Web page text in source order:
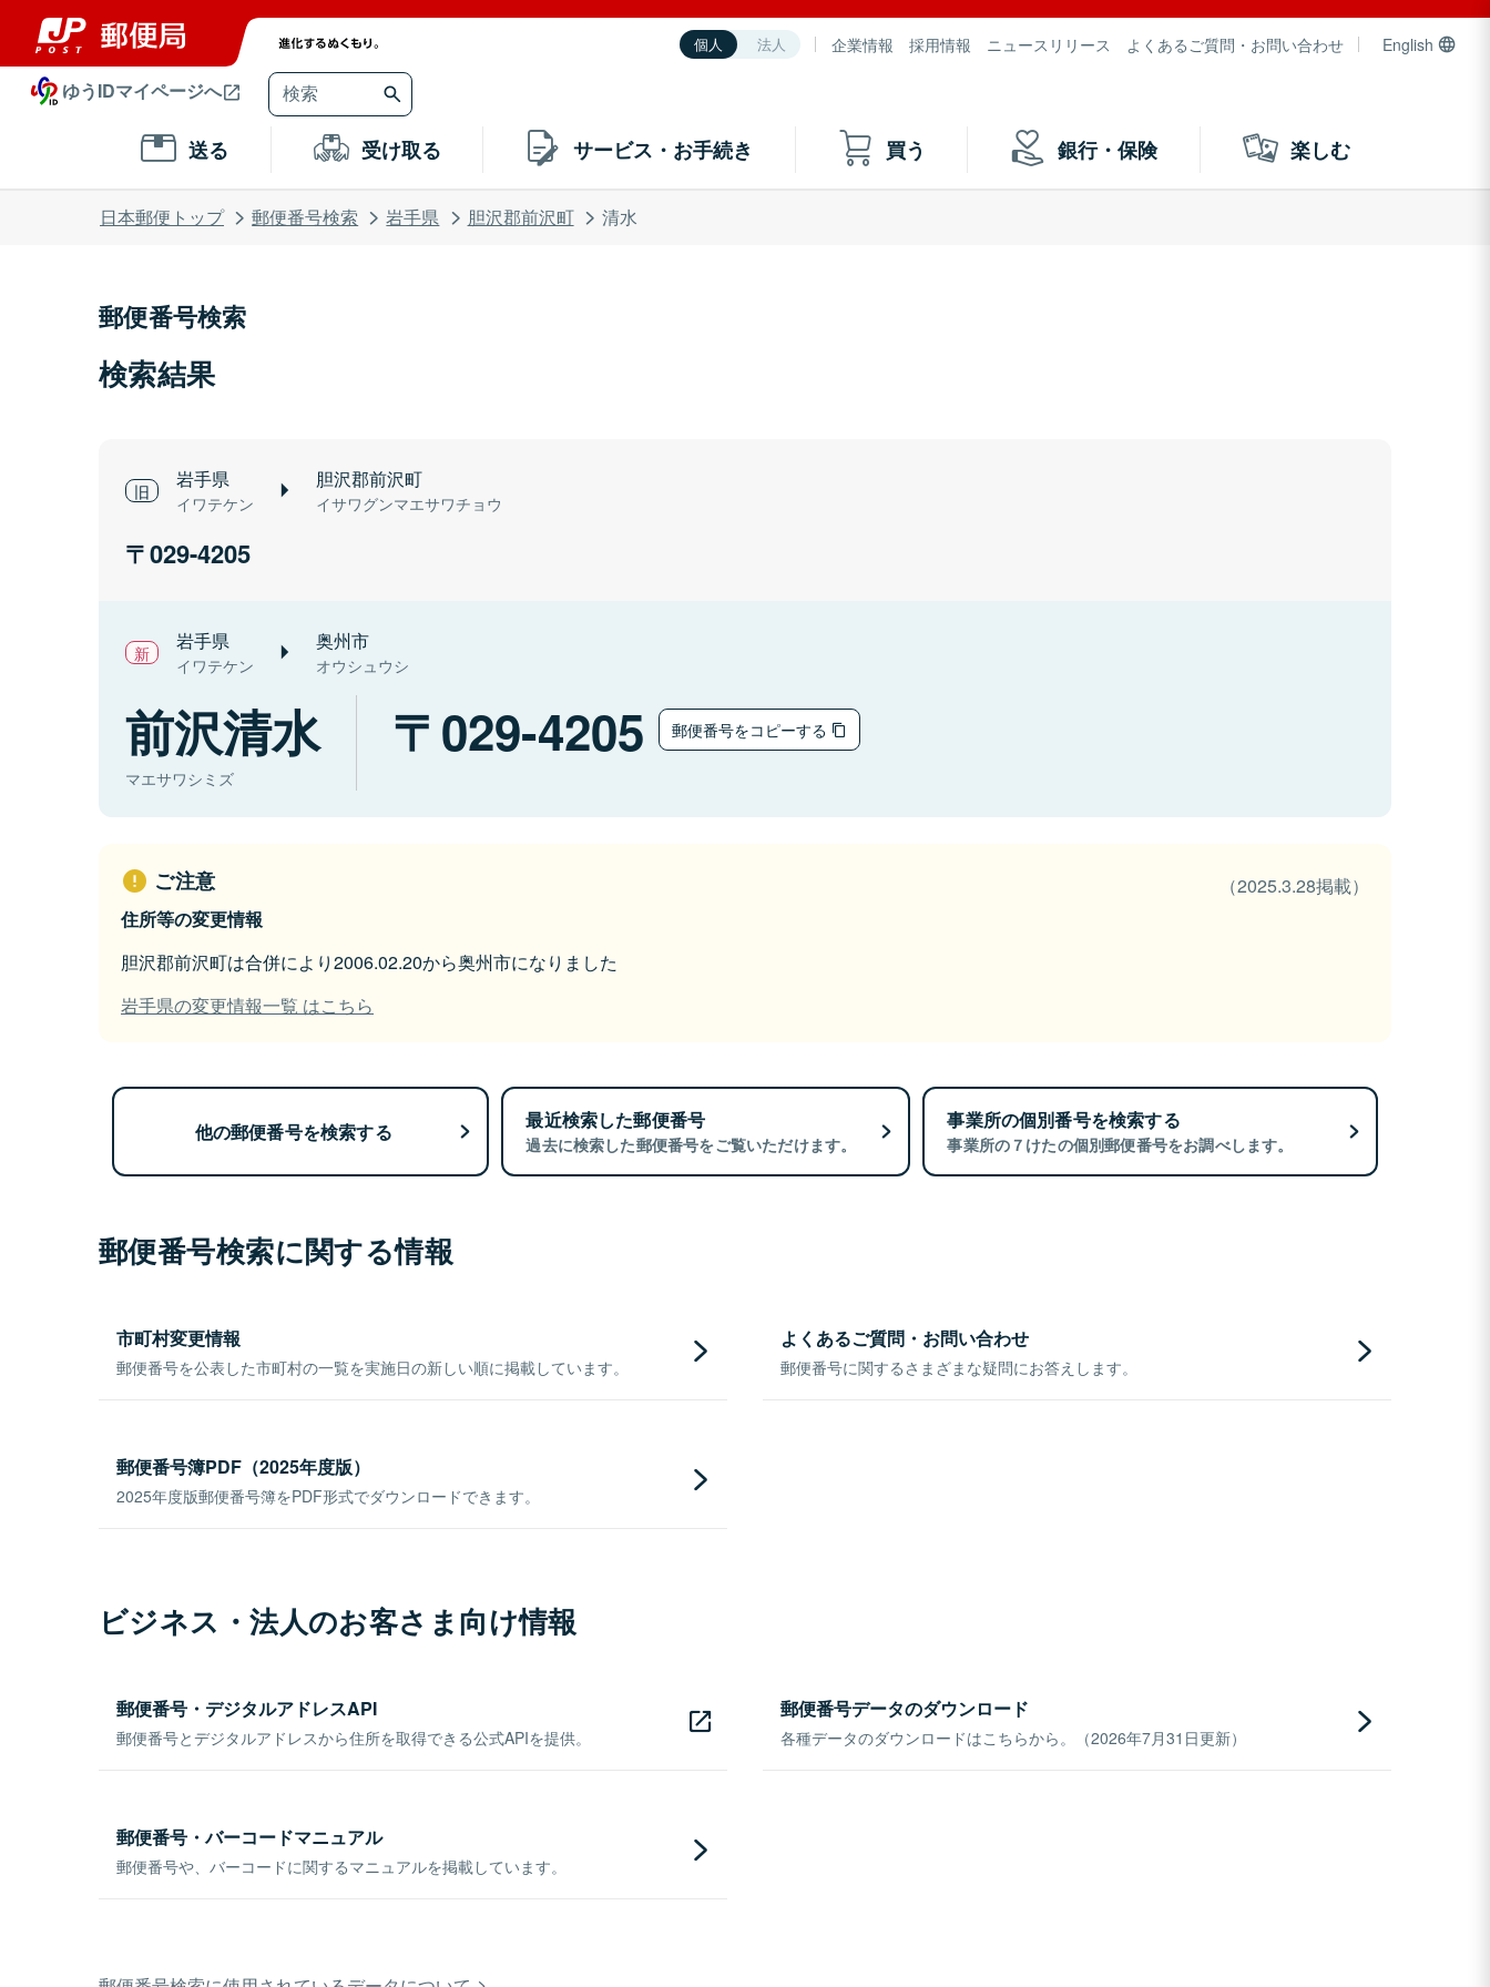
個人 法人 企業情報 採用情報 ニュースリリース よくあるご質問・お問い合わせ English
ゆうIDマイページへ
送る 受け取る サービス・お手続き 買う 銀行・保険 楽しむ
日本郵便トップ 郵便番号検索 岩手県 胆沢郡前沢町 清水
郵便番号検索
検索結果
岩手県
イワテケン
胆沢郡前沢町
イサワグンマエサワチョウ
029-4205
岩手県
イワテケン
奥州市
オウシュウシ
前沢清水
マエサワシミズ
029-4205 郵便番号をコピーする
ご注意
（2025.3.28掲載）
住所等の変更情報
胆沢郡前沢町は合併により2006.02.20から奥州市になりました
岩手県の変更情報一覧 はこちら
他の郵便番号を検索する 最近検索した郵便番号
過去に検索した郵便番号をご覧いただけます。
事業所の個別番号を検索する
事業所の７けたの個別郵便番号をお調べします。
郵便番号検索に関する情報
市町村変更情報
郵便番号を公表した市町村の一覧を実施日の新しい順に掲載しています。
よくあるご質問・お問い合わせ
郵便番号に関するさまざまな疑問にお答えします。
郵便番号簿PDF（2025年度版）
2025年度版郵便番号簿をPDF形式でダウンロードできます。
ビジネス・法人のお客さま向け情報
郵便番号・デジタルアドレスAPI
郵便番号とデジタルアドレスから住所を取得できる公式APIを提供。
郵便番号データのダウンロード
各種データのダウンロードはこちらから。（2026年7月31日更新）
郵便番号・バーコードマニュアル
郵便番号や、バーコードに関するマニュアルを掲載しています。